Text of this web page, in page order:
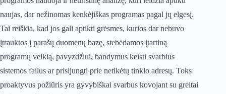
naujas, dar nežinomas kenkėjiškas programas pagal jų elgesį.
Tai reiškia, kad jos gali aptikti grėsmes, kurios dar nebuvo
įtrauktos į parašų duomenų bazę, stebėdamos įtartiną
programų veiklą, pavyzdžiui, bandymus keisti svarbius
sistemos failus ar prisijungti prie netikėtų tinklo adresų. Toks
proaktyvus požiūris yra gyvybiškai svarbus kovojant su greitai